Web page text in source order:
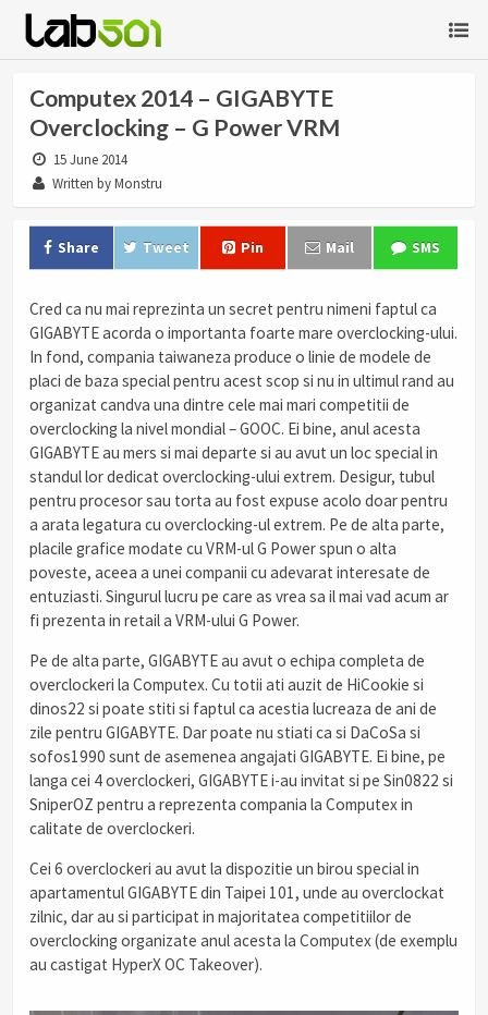
Computex 2014 – GIGABYTE
Overclocking – G Power VRM
15 June 2014
Written by Monstru
Share Tweet Pin Mail SMS
Cred ca nu mai reprezinta un secret pentru nimeni faptul ca
GIGABYTE acorda o importanta foarte mare overclocking-ului.
In fond, compania taiwaneza produce o linie de modele de
placi de baza special pentru acest scop si nu in ultimul rand au
organizat candva una dintre cele mai mari competitii de
overclocking la nivel mondial – GOOC. Ei bine, anul acesta
GIGABYTE au mers si mai departe si au avut un loc special in
standul lor dedicat overclocking-ului extrem. Desigur, tubul
pentru procesor sau torta au fost expuse acolo doar pentru
a arata legatura cu overclocking-ul extrem. Pe de alta parte,
placile grafice modate cu VRM-ul G Power spun o alta
poveste, aceea a unei companii cu adevarat interesate de
entuziasti. Singurul lucru pe care as vrea sa il mai vad acum ar
fi prezenta in retail a VRM-ului G Power.
Pe de alta parte, GIGABYTE au avut o echipa completa de
overclockeri la Computex. Cu totii ati auzit de HiCookie si
dinos22 si poate stiti si faptul ca acestia lucreaza de ani de
zile pentru GIGABYTE. Dar poate nu stiati ca si DaCoSa si
sofos1990 sunt de asemenea angajati GIGABYTE. Ei bine, pe
langa cei 4 overclockeri, GIGABYTE i-au invitat si pe Sin0822 si
SniperOZ pentru a reprezenta compania la Computex in
calitate de overclockeri.
Cei 6 overclockeri au avut la dispozitie un birou special in
apartamentul GIGABYTE din Taipei 101, unde au overclockat
zilnic, dar au si participat in majoritatea competitiilor de
overclocking organizate anul acesta la Computex (de exemplu
au castigat HyperX OC Takeover).